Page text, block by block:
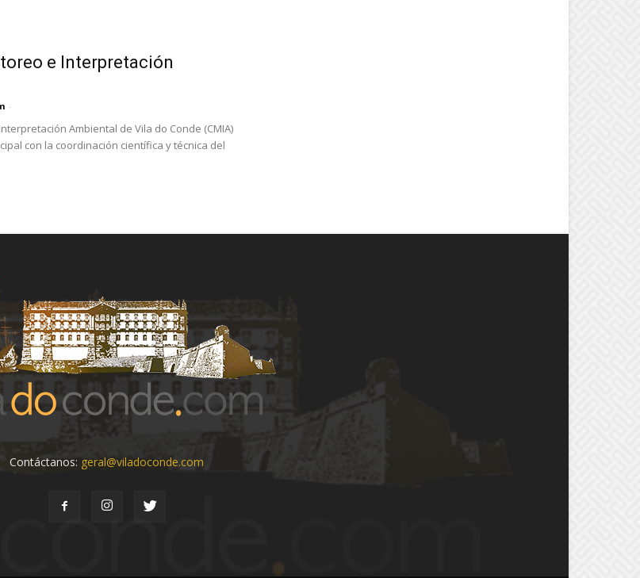
e Interpretación
-
Ambiental de Vila do Conde (CMIA)
con la coordinación científica y técnica del
Contáctanos: geral@viladoconde.com